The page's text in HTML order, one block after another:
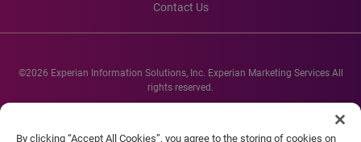
Contact Us
©2026 Experian Information Solutions, Inc. Experian Marketing Services All
rights reserved.
Experian and the Experian marks used herein are service marks or registered
By clicking “Accept All Cookies”, you agree to the storing of cookies on